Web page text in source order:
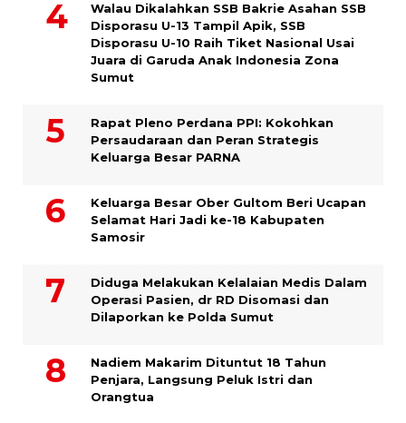
Walau Dikalahkan SSB Bakrie Asahan SSB
Disporasu U-13 Tampil Apik, SSB
Disporasu U-10 Raih Tiket Nasional Usai
Juara di Garuda Anak Indonesia Zona
Sumut
Rapat Pleno Perdana PPI: Kokohkan
Persaudaraan dan Peran Strategis
Keluarga Besar PARNA
Keluarga Besar Ober Gultom Beri Ucapan
Selamat Hari Jadi ke-18 Kabupaten
Samosir
Diduga Melakukan Kelalaian Medis Dalam
Operasi Pasien, dr RD Disomasi dan
Dilaporkan ke Polda Sumut
​Nadiem Makarim Dituntut 18 Tahun
Penjara, Langsung Peluk Istri dan
Orangtua